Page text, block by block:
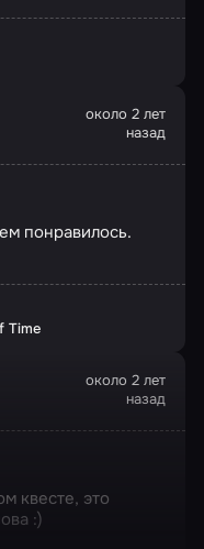
около 2 лет
назад
понравилось.
Time
около 2 лет
назад
квесте, это
:)